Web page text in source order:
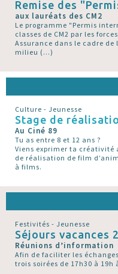
Remise des
aux lauréats des CM2
Le programme "Permis
classes de CM2 par les
Assurance dans le cadre
milieu (…)
Culture - Jeunesse
Stage de
Au Ciné 89
Tu as entre 8 et 12 ans ?
Viens exprimer ta créativité
de réalisation de film
à films.
Festivités - Jeunesse
Séjours vacances
Réunions d’information
Afin de faciliter les
trois soirées de 17h30 à